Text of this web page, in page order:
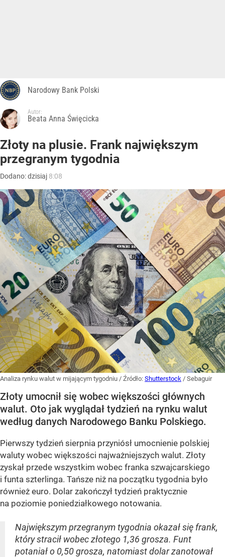
Narodowy Bank Polski
Autor:
Beata Anna Święcicka
Złoty na plusie. Frank największym
przegranym tygodnia
Dodano:dzisiaj 8:08
Analiza rynku walut w mijającym tygodniu / Źródło: Shutterstock / Sebaguir
Złoty umocnił się wobec większości głównych
walut. Oto jak wyglądał tydzień na rynku walut
według danych Narodowego Banku Polskiego.
Pierwszy tydzień sierpnia przyniósł umocnienie polskiej
waluty wobec większości najważniejszych walut. Złoty
zyskał przede wszystkim wobec franka szwajcarskiego
i funta szterlinga. Tańsze niż na początku tygodnia było
również euro. Dolar zakończył tydzień praktycznie
na poziomie poniedziałkowego notowania.
Największym przegranym tygodnia okazał się frank,
który stracił wobec złotego 1,36 grosza. Funt
potaniał o 0,50 grosza, natomiast dolar zanotował